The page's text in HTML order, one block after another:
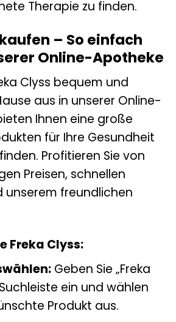
Therapie zu finden.
– So einfach
Online-Apotheke
Clyss bequem und
aus in unserer Online-
Ihnen eine große
für Ihre Gesundheit
Profitieren Sie von
Preisen, schnellen
unserem freundlichen
Freka Clyss:
Geben Sie „Freka
ein und wählen
Produkt aus.